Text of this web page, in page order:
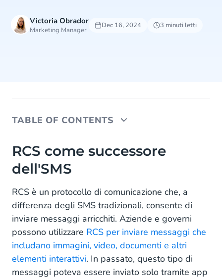
Victoria Obrador
Marketing Manager
Dec 16, 2024 3 minuti letti
TABLE OF CONTENTS
RCS come successore dell'SMS
Affidabilità e sicurezza
Protezione contro le frodi e il cybercrimine
RCS come successore
dell'SMS
RCS è un protocollo di comunicazione che, a
differenza degli SMS tradizionali, consente di
inviare messaggi arricchiti. Aziende e governi
possono utilizzare RCS per inviare messaggi che
includano immagini, video, documenti e altri
elementi interattivi. In passato, questo tipo di
messaggi poteva essere inviato solo tramite app